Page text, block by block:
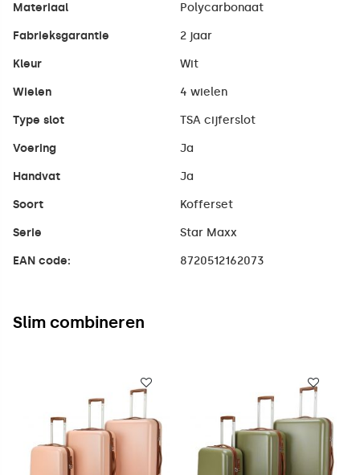
Materiaal Polycarbonaat
Fabrieksgarantie 2 jaar
Kleur Wit
Wielen 4 wielen
Type slot TSA cijferslot
Voering Ja
Handvat Ja
Soort Kofferset
Serie Star Maxx
EAN code: 8720512162073
Slim combineren